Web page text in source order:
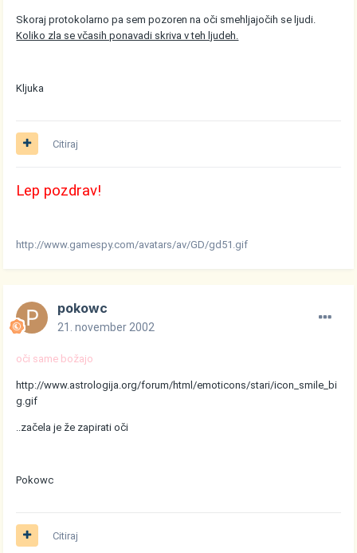
Skoraj protokolarno pa sem pozoren na oči smehljajočih se ljudi.
Koliko zla se včasih ponavadi skriva v teh ljudeh.
Kljuka
Citiraj
Lep pozdrav!
http://www.gamespy.com/avatars/av/GD/gd51.gif
pokowc
21. november 2002
oči same božajo
http://www.astrologija.org/forum/html/emoticons/stari/icon_smile_bi
g.gif
..začela je že zapirati oči
Pokowc
Citiraj